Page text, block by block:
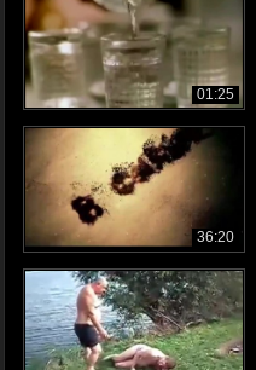
01:25
36:20